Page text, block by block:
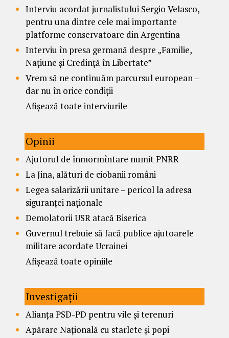
Interviu acordat jurnalistului Sergio Velasco,
pentru una dintre cele mai importante
platforme conservatoare din Argentina
Interviu în presa germană despre „Familie,
Națiune și Credință în Libertate”
Vrem să ne continuăm parcursul european –
dar nu în orice condiții
Afișează toate interviurile
Opinii
Ajutorul de înmormîntare numit PNRR
La Jina, alături de ciobanii români
Legea salarizării unitare – pericol la adresa
siguranței naționale
Demolatorii USR atacă Biserica
Guvernul trebuie să facă publice ajutoarele
militare acordate Ucrainei
Afișează toate opiniile
Investigații
Alianța PSD-PD pentru vile și terenuri
Apărare Națională cu starlete și popi